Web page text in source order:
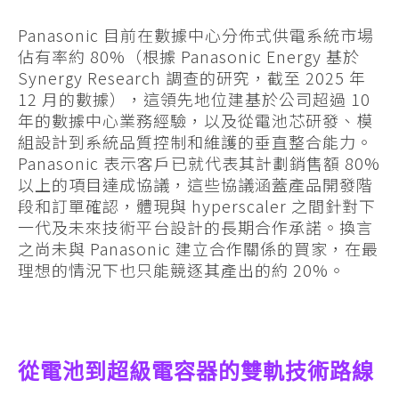
Panasonic 目前在數據中心分佈式供電系統市場
佔有率約 80%（根據 Panasonic Energy 基於
Synergy Research 調查的研究，截至 2025 年
12 月的數據），這領先地位建基於公司超過 10
年的數據中心業務經驗，以及從電池芯研發、模
組設計到系統品質控制和維護的垂直整合能力。
Panasonic 表示客戶已就代表其計劃銷售額 80%
以上的項目達成協議，這些協議涵蓋產品開發階
段和訂單確認，體現與 hyperscaler 之間針對下
一代及未來技術平台設計的長期合作承諾。換言
之尚未與 Panasonic 建立合作關係的買家，在最
理想的情況下也只能競逐其產出的約 20%。
從電池到超級電容器的雙軌技術路線